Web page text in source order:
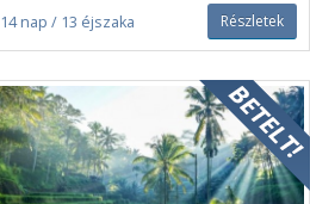
14 nap / 13 éjszaka Részletek